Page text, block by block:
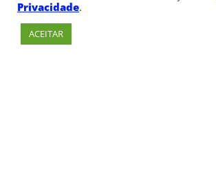
A CÁSPER NAS REDES SOCIAIS
FacebookInstagram
Privacidade.
ACEITAR